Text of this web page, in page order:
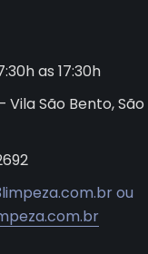
as 17:30h
Vila São Bento,
ou